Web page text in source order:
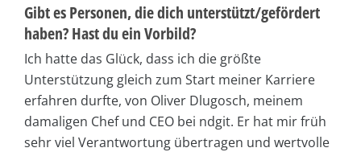
Gibt es Personen, die dich unterstützt/gefördert
haben? Hast du ein Vorbild?
Ich hatte das Glück, dass ich die größte
Unterstützung gleich zum Start meiner Karriere
erfahren durfte, von Oliver Dlugosch, meinem
damaligen Chef und CEO bei ndgit. Er hat mir früh
sehr viel Verantwortung übertragen und wertvolle